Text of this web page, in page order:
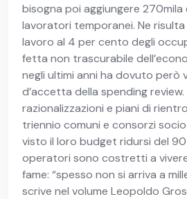
bisogna poi aggiungere 270mila
lavoratori temporanei. Ne
lavoro al 4 per cento degli
fetta non trascurabile
negli ultimi anni ha dovuto però
d’accetta della spending review.
razionalizzazioni e piani di
triennio comuni e consorzi
visto il loro budget ridursi del
operatori sono costretti a
fame: “spesso non si arriva a
scrive nel volume Leopoldo